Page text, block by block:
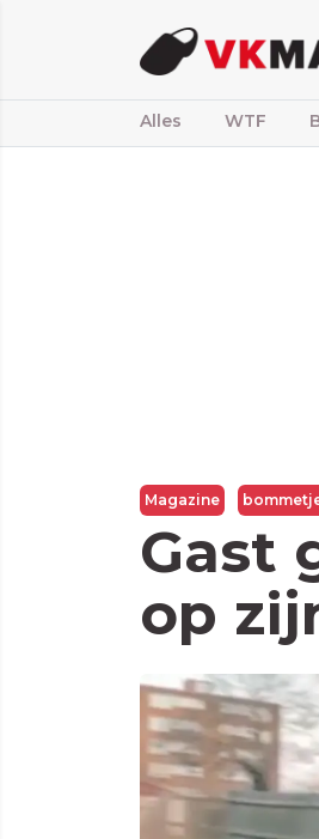
Alles WTF
Magazine
Gast
op